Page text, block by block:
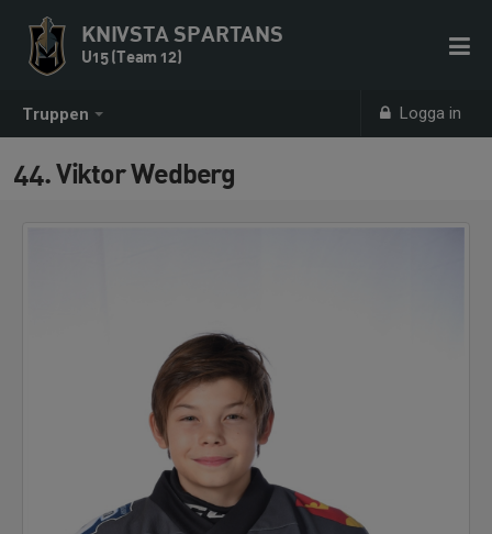
Truppen Logga in
KNIVSTA SPARTANS
U15 (Team 12)
44. Viktor Wedberg